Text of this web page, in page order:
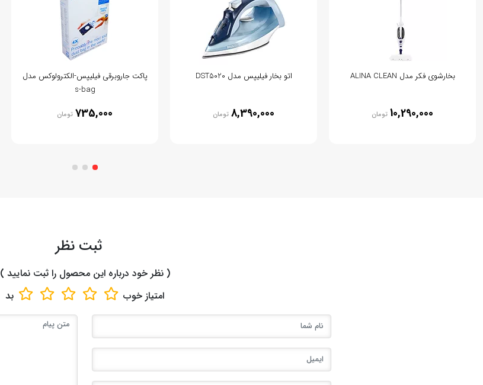
بخارشوی فکر مدل ALINA CLEAN
10,290,000 تومان
اتو بخار فیلیپس مدل DST5020
8,390,000 تومان
پاکت جاروبرقی فیلیپس-الکترولوکس مدل
s-bag
735,000 تومان
ثبت نظر
( نظر خود درباره این محصول را ثبت نمایید )
امتیاز خوب بد